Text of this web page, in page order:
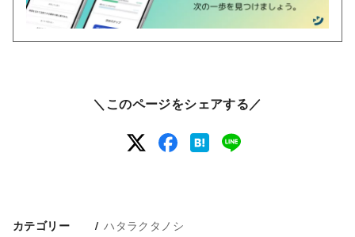
＼このページをシェアする／
カテゴリー ハタラクタノシ